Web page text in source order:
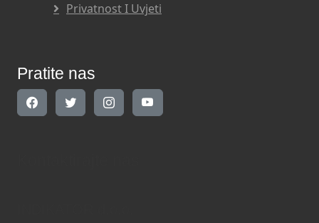
Privatnost I Uvjeti
Pratite nas